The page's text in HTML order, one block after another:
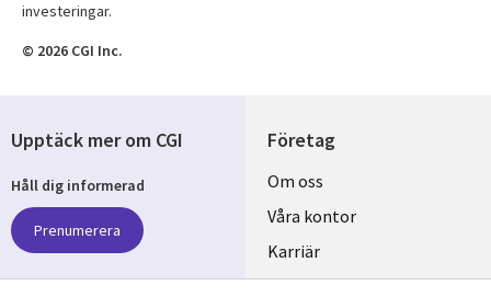
investeringar.
© 2026 CGI Inc.
Företag
Useful
links
SWEDEN
Om oss
Våra kontor
Karriär
Hållbarhet
Upptäck mer om CGI
Håll dig informerad
Prenumerera